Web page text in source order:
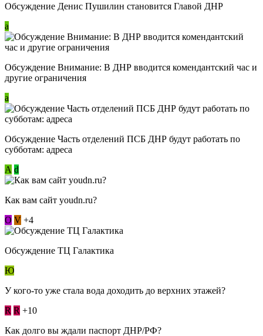
Обсуждение Денис Пушилин становится Главой ДНР
a
Обсуждение Внимание: В ДНР вводится комендантский час и
другие ограничения
a
Обсуждение Часть отделений ПСБ ДНР будут работать по
субботам: адреса
А d
Как вам сайт youdn.ru?
О V +4
Обсуждение ТЦ Галактика
Ю
У кого-то уже стала вода доходить до верхних этажей?
R R +10
Как долго вы ждали паспорт ДНР/РФ?